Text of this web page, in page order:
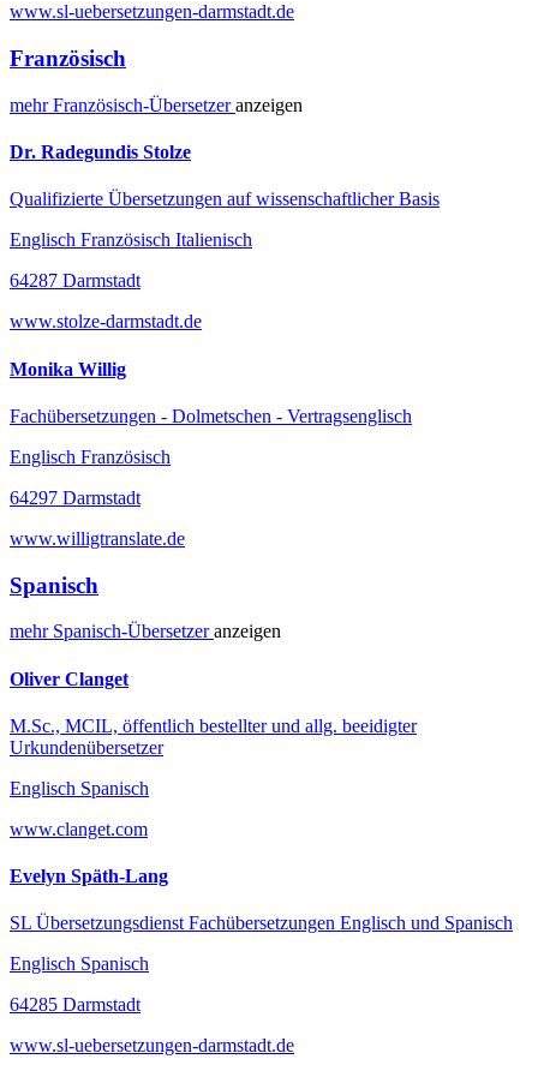
www.sl-uebersetzungen-darmstadt.de
Französisch
mehrFranzösisch-Übersetzeranzeigen
Dr. Radegundis Stolze
Qualifizierte Übersetzungen auf wissenschaftlicher Basis
Englisch Französisch Italienisch
64287 Darmstadt
www.stolze-darmstadt.de
Monika Willig
Fachübersetzungen - Dolmetschen - Vertragsenglisch
Englisch Französisch
64297 Darmstadt
www.willigtranslate.de
Spanisch
mehr Spanisch-Übersetzeranzeigen
Oliver Clanget
M.Sc., MCIL, öffentlich bestellter und allg. beeidigter
Urkundenübersetzer
Englisch Spanisch
www.clanget.com
Evelyn Späth-Lang
SL Übersetzungsdienst Fachübersetzungen Englisch und Spanisch
Englisch Spanisch
64285 Darmstadt
www.sl-uebersetzungen-darmstadt.de